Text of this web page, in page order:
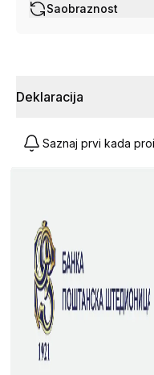
Saobraznost
Deklaracija
Saznaj prvi kada